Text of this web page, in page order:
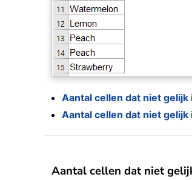
Aantal cellen dat niet
Aantal cellen dat niet
Aantal cellen dat niet